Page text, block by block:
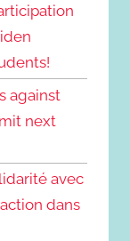
against
next
avec
dans